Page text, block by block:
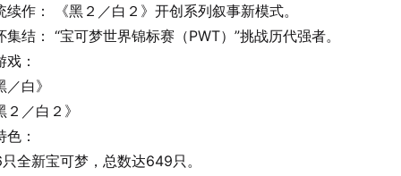
续作： 《黑２／白２》开创系列叙事新模式。
集结： “宝可梦世界锦标赛（PWT）”挑战历代强者。
戏：
／白》
２／白２》
色：
全新宝可梦，总数达649只。